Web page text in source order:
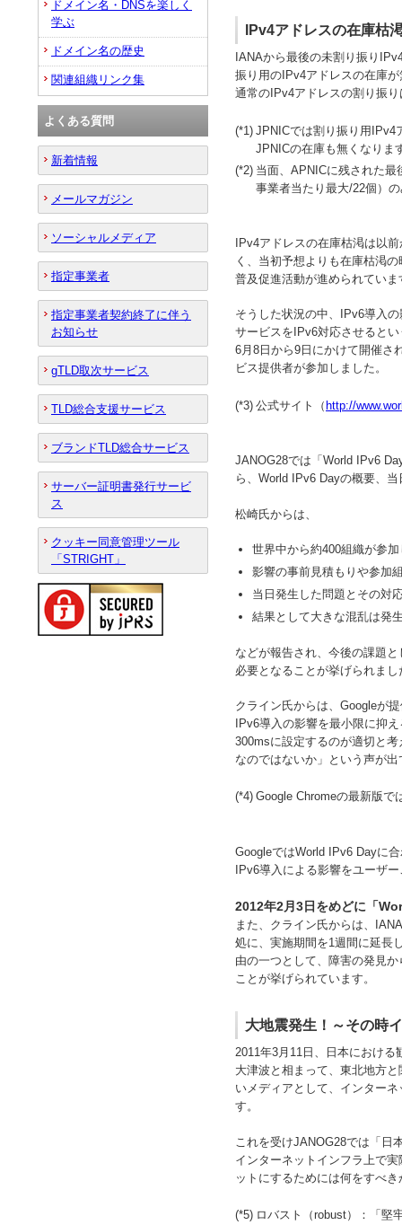
IPv4アドレスの在庫枯
IANAから最後の未割り振り
振り用のIPv4アドレスの在庫
通常のIPv4アドレスの割り振
(*1) JPNICでは割り振り用IPv4
JPNICの在庫も無くなりま
(*2) 当面、APNICに残された
事業者当たり最大/22個）
IPv4アドレスの在庫枯渇は以
く、当初予想よりも在庫枯渇
普及促進活動が進められていま
そうした状況の中、IPv6導入
サービスをIPv6対応させると
6月8日から9日にかけて開催さ
ビス提供者が参加しました。
(*3) 公式サイト（ http://
JANOG28では「World IPv6
ら、World IPv6 Dayの概要、
松崎氏からは、
世界中から約400組織が参
影響の事前見積もりや参加
当日発生した問題とその対
結果として大きな混乱は発
などが報告され、今後の課題
必要となることが挙げられまし
クライン氏からは、Googleが
IPv6導入の影響を最小限に抑
300msに設定するのが適切と
なのではないか」という声が
(*4) Google Chromeの最新版で
GoogleではWorld IPv6 Dayに
IPv6導入による影響をユーザ
2012年2月3日をめどに「
また、クライン氏からは、
処に、実施期間を1週間に延長
由の一つとして、障害の発見
ことが挙げられています。
大地震発生！～その時
2011年3月11日、日本におけ
大津波と相まって、東北地方
いメディアとして、インター
す。
これを受けJANOG28では「日
インターネットインフラ上で
ットにするためには何をすべ
(*5) ロバスト（robust）：「堅
ドメイン名・DNSを楽しく
学ぶ
ドメイン名の歴史
関連組織リンク集
よくある質問
新着情報
メールマガジン
ソーシャルメディア
指定事業者
指定事業者契約終了に伴う
お知らせ
gTLD取次サービス
TLD総合支援サービス
ブランドTLD総合サービス
サーバー証明書発行サービ
ス
クッキー同意管理ツール
「STRIGHT」